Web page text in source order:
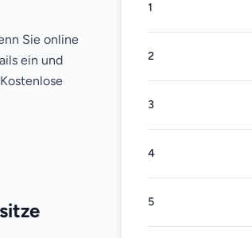
Sie online
ein und
1
2
3
4
5